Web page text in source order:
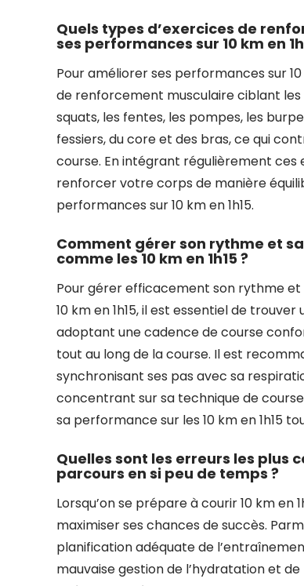
Quels types d’exercices de
ses performances sur 10 km en
Pour améliorer ses performances sur
de renforcement musculaire ciblant les
squats, les fentes, les pompes, les
fessiers, du core et des bras, ce qui
course. En intégrant régulièrement
renforcer votre corps de manière
performances sur 10 km en 1h15.
Comment gérer son rythme et
comme les 10 km en 1h15 ?
Pour gérer efficacement son rythme
10 km en 1h15, il est essentiel de
adoptant une cadence de course
tout au long de la course. Il est
synchronisant ses pas avec sa
concentrant sur sa technique de
sa performance sur les 10 km en 1h15
Quelles sont les erreurs les plus
parcours en si peu de temps ?
Lorsqu’on se prépare à courir 10 km
maximiser ses chances de succès.
planification adéquate de
mauvaise gestion de l’hydratation et